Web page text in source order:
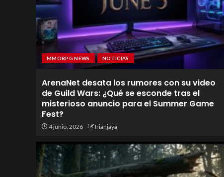
MMORPG NEWS NOTICIAS
ArenaNet desata los rumores con su video
de Guild Wars: ¿Qué se esconde tras el
misterioso anuncio para el Summer Game
Fest?
4 junio, 2026 Irianjaya